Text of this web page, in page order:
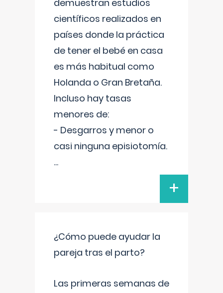
demuestran estudios
científicos realizados en
países donde la práctica
de tener el bebé en casa
es más habitual como
Holanda o Gran Bretaña.
Incluso hay tasas
menores de:
- Desgarros y menor o
casi ninguna episiotomía.
...
+
¿Cómo puede ayudar la
pareja tras el parto?
Las primeras semanas de